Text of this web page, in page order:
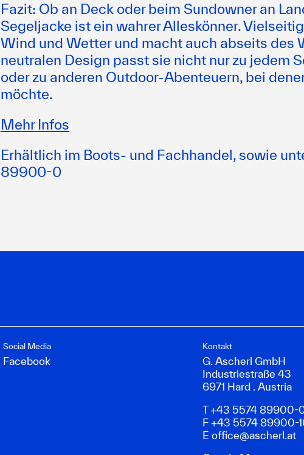
Fazit: Ob an Deck oder beim Sundowner an
Segeljacke ist ein wahrer Alleskönner.
Wind und Wetter und macht auch abseits des
neutralen Design passt sie nicht nur zu jedem
oder zu anderen Outdoor-Abenteuern, bei
möchte.
Mehr Infos
Erhältlich im Boots- und Fachhandel, sowie
89900-0
Social Media
Facebook
Kontakt
G. Ascherl GmbH
Industriestraße 43
6971 Hard . Austria
T +43 5574 89900-
F +43 5574 89900-
Eoffice@ascherl.at